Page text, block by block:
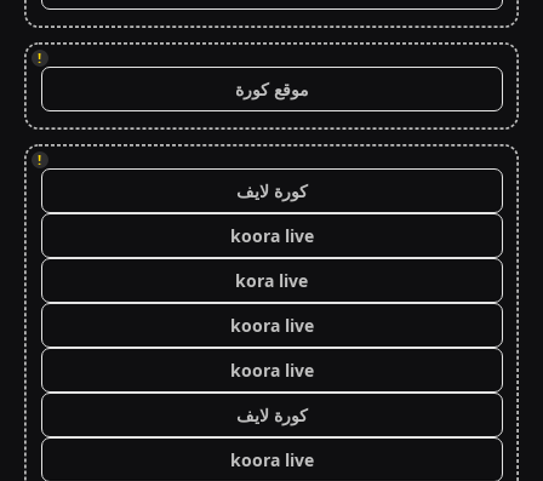
!
موقع كورة
!
كورة لايف
koora live
kora live
koora live
koora live
كورة لايف
koora live